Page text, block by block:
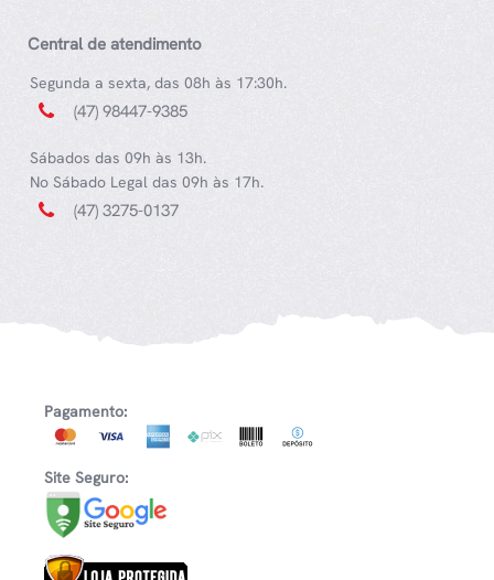
Central de atendimento
Segunda a sexta, das 08h às 17:30h.
(47) 98447-9385
Sábados das 09h às 13h.
No Sábado Legal das 09h às 17h.
(47) 3275-0137
Pagamento:
Site Seguro: